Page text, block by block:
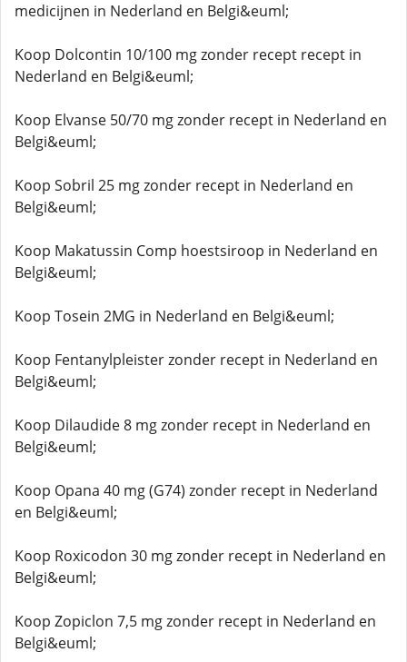
medicijnen in Nederland en Belgi&euml;
Koop Dolcontin 10/100 mg zonder recept recept in
Nederland en Belgi&euml;
Koop Elvanse 50/70 mg zonder recept in Nederland en
Belgi&euml;
Koop Sobril 25 mg zonder recept in Nederland en
Belgi&euml;
Koop Makatussin Comp hoestsiroop in Nederland en
Belgi&euml;
Koop Tosein 2MG in Nederland en Belgi&euml;
Koop Fentanylpleister zonder recept in Nederland en
Belgi&euml;
Koop Dilaudide 8 mg zonder recept in Nederland en
Belgi&euml;
Koop Opana 40 mg (G74) zonder recept in Nederland
en Belgi&euml;
Koop Roxicodon 30 mg zonder recept in Nederland en
Belgi&euml;
Koop Zopiclon 7,5 mg zonder recept in Nederland en
Belgi&euml;